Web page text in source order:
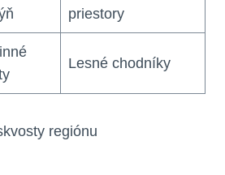
priestory
Lesné chodníky